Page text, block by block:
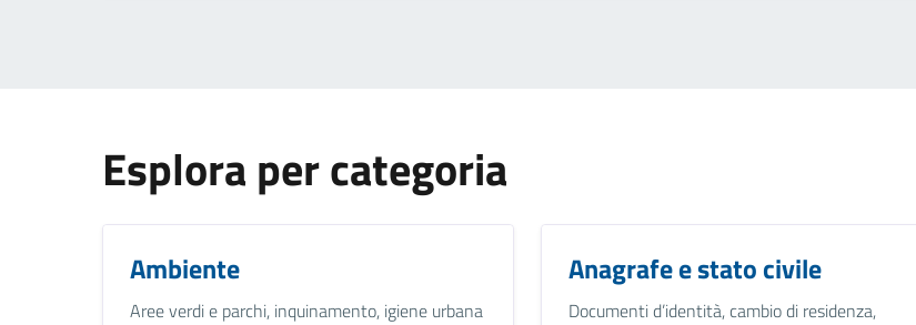
Esplora per categoria
Ambiente
Aree verdi e parchi, inquinamento, igiene urbana
Anagrafe e stato civile
Documenti d’identità, cambio di residenza,